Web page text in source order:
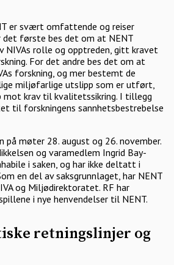
er svært omfattende og reiser
det første bes det om at NENT
NIVAs rolle og opptreden, gitt kravet
For det andre bes det om at
forskning, og mer bestemt de
miljøfarlige utslipp som er utført,
mot krav til kvalitetssikring. I tillegg
til forskningens sannhetsbestrebelse
på møter 28. august og 26. november.
og varamedlem Ingrid Bay-
i saken, og har ikke deltatt i
en del av saksgrunnlaget, har NENT
og Miljødirektoratet. RF har
i nye henvendelser til NENT.
retningslinjer og